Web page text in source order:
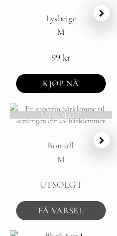
Lysbeige
M
99 kr
KJØP NÅ
UTSOLGT
Bomull
M
UTSOLGT
FÅ VARSEL